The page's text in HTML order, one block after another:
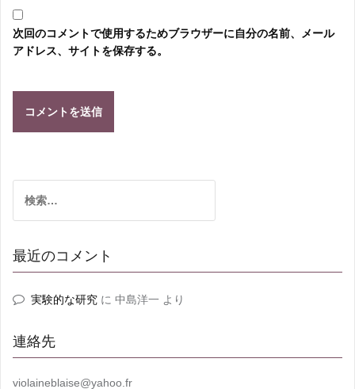
次回のコメントで使用するためブラウザーに自分の名前、メール
アドレス、サイトを保存する。
索:
最近のコメント
実験的な研究 に 中島洋一 より
連絡先
violaineblaise@yahoo.fr